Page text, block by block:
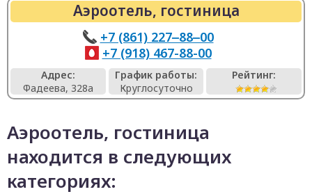
Аэроотель, гостиница
+7 (861) 227‒88‒00
+7 (918) 467-88-00
Адрес:
Фадеева, 328а
График работы:
Круглосуточно
Рейтинг:
Аэроотель, гостиница
находится в следующих
категориях: